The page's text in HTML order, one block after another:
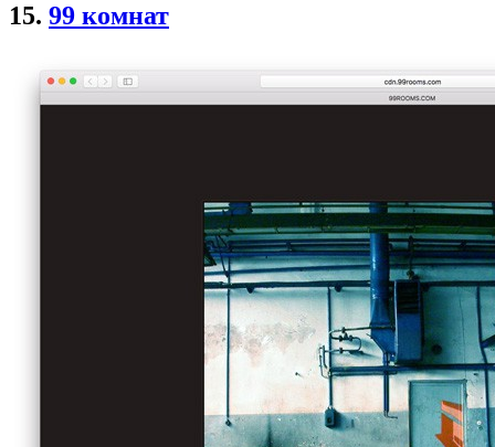
15. 99 комнат